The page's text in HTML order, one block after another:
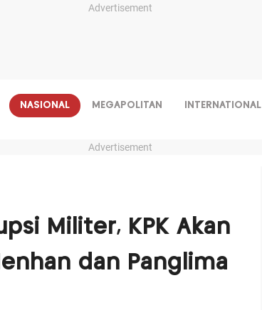
Advertisement
NASIONAL MEGAPOLITAN INTERNATIONAL
Advertisement
Militer, KPK Akan
dan Panglima